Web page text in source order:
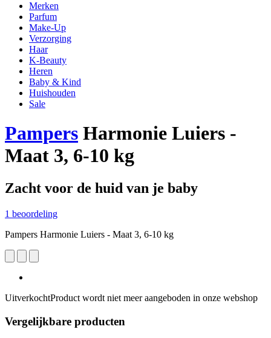
Merken
Parfum
Make-Up
Verzorging
Haar
K-Beauty
Heren
Baby & Kind
Huishouden
Sale
Pampers Harmonie Luiers -
Maat 3, 6-10 kg
Zacht voor de huid van je baby
1 beoordeling
Pampers Harmonie Luiers - Maat 3, 6-10 kg
UitverkochtProduct wordt niet meer aangeboden in onze webshop
Vergelijkbare producten